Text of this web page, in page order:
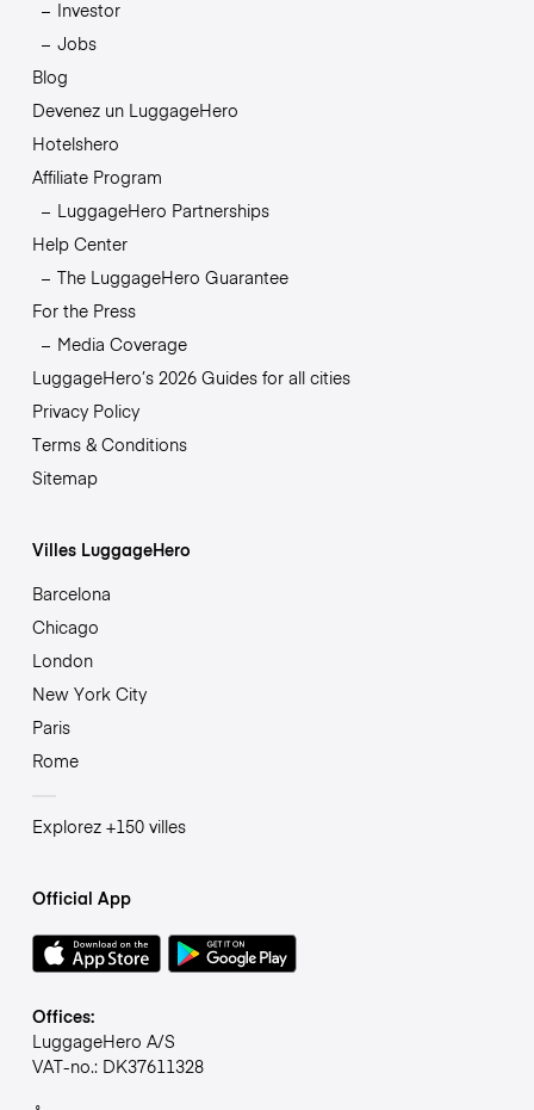
Investor
Jobs
Blog
Devenez un LuggageHero
Hotelshero
Affiliate Program
LuggageHero Partnerships
Help Center
The LuggageHero Guarantee
For the Press
Media Coverage
LuggageHero’s 2026 Guides for all cities
Privacy Policy
Terms & Conditions
Sitemap
Villes LuggageHero
Barcelona
Chicago
London
New York City
Paris
Rome
Explorez +150 villes
Official App
Offices:
LuggageHero A/S
VAT-no.: DK37611328